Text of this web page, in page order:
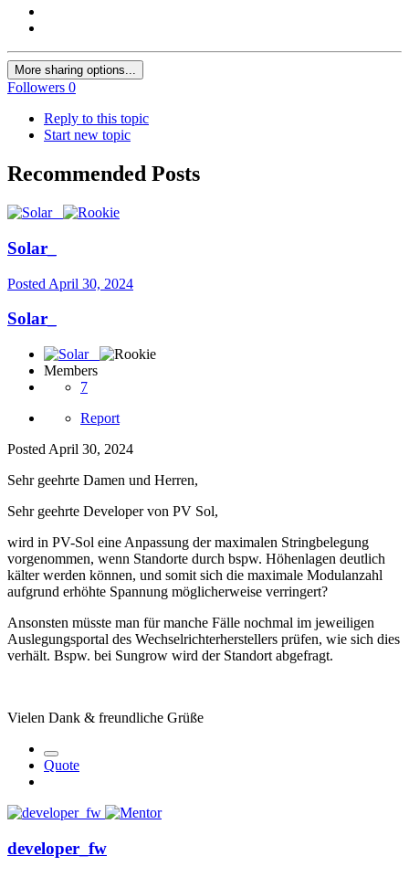
More sharing options...
Followers 0
Reply to this topic
Start new topic
Recommended Posts
Solar_
Posted April 30, 2024
Solar_
Members
7
Report
Posted April 30, 2024
Sehr geehrte Damen und Herren,
Sehr geehrte Developer von PV Sol,
wird in PV-Sol eine Anpassung der maximalen Stringbelegung
vorgenommen, wenn Standorte durch bspw. Höhenlagen deutlich
kälter werden können, und somit sich die maximale Modulanzahl
aufgrund erhöhte Spannung möglicherweise verringert?
Ansonsten müsste man für manche Fälle nochmal im jeweiligen
Auslegungsportal des Wechselrichterherstellers prüfen, wie sich dies
verhält. Bspw. bei Sungrow wird der Standort abgefragt.
Vielen Dank & freundliche Grüße
Quote
developer_fw